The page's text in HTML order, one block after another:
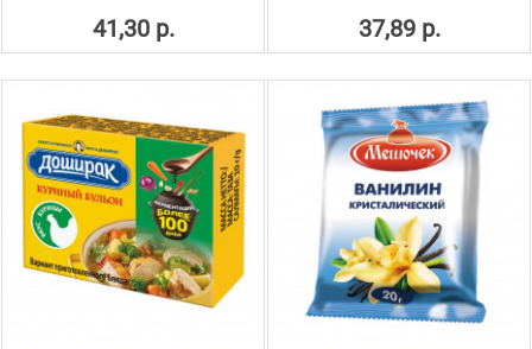
41,30 р. 37,89 р.